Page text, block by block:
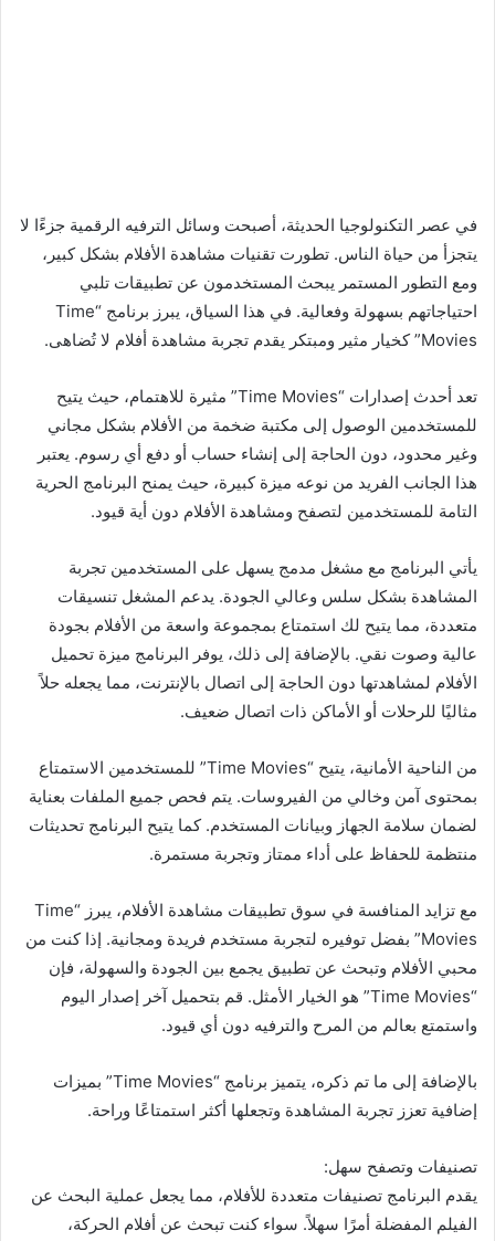
في عصر التكنولوجيا الحديثة، أصبحت وسائل الترفيه الرقمية جزءًا لا
يتجزأ من حياة الناس. تطورت تقنيات مشاهدة الأفلام بشكل كبير،
ومع التطور المستمر يبحث المستخدمون عن تطبيقات تلبي
احتياجاتهم بسهولة وفعالية. في هذا السياق، يبرز برنامج “Time
Movies” كخيار مثير ومبتكر يقدم تجربة مشاهدة أفلام لا تُضاهى.
تعد أحدث إصدارات “Time Movies” مثيرة للاهتمام، حيث يتيح
للمستخدمين الوصول إلى مكتبة ضخمة من الأفلام بشكل مجاني
وغير محدود، دون الحاجة إلى إنشاء حساب أو دفع أي رسوم. يعتبر
هذا الجانب الفريد من نوعه ميزة كبيرة، حيث يمنح البرنامج الحرية
التامة للمستخدمين لتصفح ومشاهدة الأفلام دون أية قيود.
يأتي البرنامج مع مشغل مدمج يسهل على المستخدمين تجربة
المشاهدة بشكل سلس وعالي الجودة. يدعم المشغل تنسيقات
متعددة، مما يتيح لك استمتاع بمجموعة واسعة من الأفلام بجودة
عالية وصوت نقي. بالإضافة إلى ذلك، يوفر البرنامج ميزة تحميل
الأفلام لمشاهدتها دون الحاجة إلى اتصال بالإنترنت، مما يجعله حلاً
مثاليًا للرحلات أو الأماكن ذات اتصال ضعيف.
من الناحية الأمانية، يتيح “Time Movies” للمستخدمين الاستمتاع
بمحتوى آمن وخالي من الفيروسات. يتم فحص جميع الملفات بعناية
لضمان سلامة الجهاز وبيانات المستخدم. كما يتيح البرنامج تحديثات
منتظمة للحفاظ على أداء ممتاز وتجربة مستمرة.
مع تزايد المنافسة في سوق تطبيقات مشاهدة الأفلام، يبرز “Time
Movies” بفضل توفيره لتجربة مستخدم فريدة ومجانية. إذا كنت من
محبي الأفلام وتبحث عن تطبيق يجمع بين الجودة والسهولة، فإن
“Time Movies” هو الخيار الأمثل. قم بتحميل آخر إصدار اليوم
واستمتع بعالم من المرح والترفيه دون أي قيود.
بالإضافة إلى ما تم ذكره، يتميز برنامج “Time Movies” بميزات
إضافية تعزز تجربة المشاهدة وتجعلها أكثر استمتاعًا وراحة.
تصنيفات وتصفح سهل:
يقدم البرنامج تصنيفات متعددة للأفلام، مما يجعل عملية البحث عن
الفيلم المفضلة أمرًا سهلاً. سواء كنت تبحث عن أفلام الحركة،